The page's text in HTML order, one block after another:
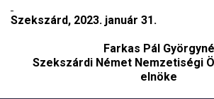
Szekszárd, 2023. január 31.
Farkas Pál Györgyné
Szekszárdi Német Nemzetiségi
elnöke